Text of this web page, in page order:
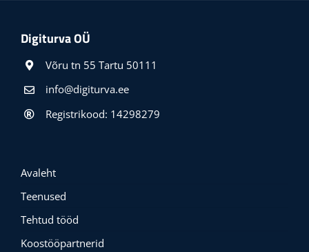
Digiturva OÜ
Võru tn 55 Tartu 50111
info@digiturva.ee
Registrikood: 14298279
Avaleht
Teenused
Tehtud tööd
Koostööpartnerid